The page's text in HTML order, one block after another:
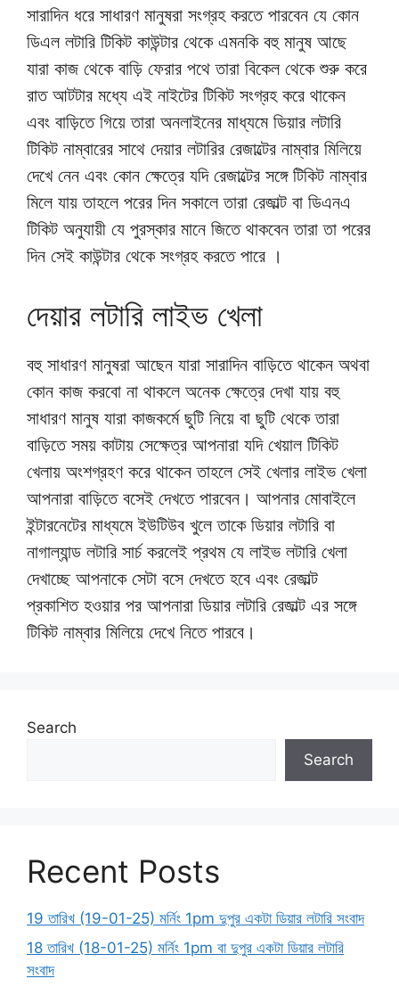
সারাদিন ধরে সাধারণ মানুষরা সংগ্রহ করতে পারবেন যে কোন
ডিএল লটারি টিকিট কাউন্টার থেকে এমনকি বহু মানুষ আছে
যারা কাজ থেকে বাড়ি ফেরার পথে তারা বিকেল থেকে শুরু করে
রাত আটটার মধ্যে এই নাইটের টিকিট সংগ্রহ করে থাকেন
এবং বাড়িতে গিয়ে তারা অনলাইনের মাধ্যমে ডিয়ার লটারি
টিকিট নাম্বারের সাথে দেয়ার লটারির রেজাল্টের নাম্বার মিলিয়ে
দেখে নেন এবং কোন ক্ষেত্রে যদি রেজাল্টের সঙ্গে টিকিট নাম্বার
মিলে যায় তাহলে পরের দিন সকালে তারা রেজাল্ট বা ডিএনএ
টিকিট অনুযায়ী যে পুরস্কার মানে জিতে থাকবেন তারা তা পরের
দিন সেই কাউন্টার থেকে সংগ্রহ করতে পারে ।
দেয়ার লটারি লাইভ খেলা
বহু সাধারণ মানুষরা আছেন যারা সারাদিন বাড়িতে থাকেন অথবা
কোন কাজ করবো না থাকলে অনেক ক্ষেত্রে দেখা যায় বহু
সাধারণ মানুষ যারা কাজকর্মে ছুটি নিয়ে বা ছুটি থেকে তারা
বাড়িতে সময় কাটায় সেক্ষেত্র আপনারা যদি খেয়াল টিকিট
খেলায় অংশগ্রহণ করে থাকেন তাহলে সেই খেলার লাইভ খেলা
আপনারা বাড়িতে বসেই দেখতে পারবেন। আপনার মোবাইলে
ইন্টারনেটের মাধ্যমে ইউটিউব খুলে তাকে ডিয়ার লটারি বা
নাগাল্যান্ড লটারি সার্চ করলেই প্রথম যে লাইভ লটারি খেলা
দেখাচ্ছে আপনাকে সেটা বসে দেখতে হবে এবং রেজাল্ট
প্রকাশিত হওয়ার পর আপনারা ডিয়ার লটারি রেজাল্ট এর সঙ্গে
টিকিট নাম্বার মিলিয়ে দেখে নিতে পারবে।
Search
Search
Recent Posts
19 তারিখ (19-01-25) মর্নিং 1pm দুপুর একটা ডিয়ার লটারি সংবাদ
18 তারিখ (18-01-25) মর্নিং 1pm বা দুপুর একটা ডিয়ার লটারি
সংবাদ